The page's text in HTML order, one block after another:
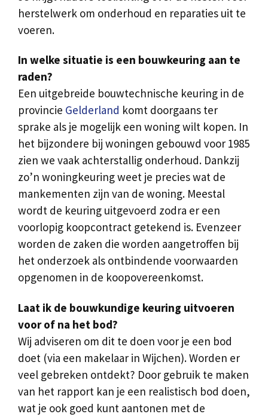
herstelwerk om onderhoud en reparaties uit te
voeren.
In welke situatie is een bouwkeuring aan te
raden?
Een uitgebreide bouwtechnische keuring in de
provincie Gelderland komt doorgaans ter
sprake als je mogelijk een woning wilt kopen. In
het bijzondere bij woningen gebouwd voor 1985
zien we vaak achterstallig onderhoud. Dankzij
zo’n woningkeuring weet je precies wat de
mankementen zijn van de woning. Meestal
wordt de keuring uitgevoerd zodra er een
voorlopig koopcontract getekend is. Evenzeer
worden de zaken die worden aangetroffen bij
het onderzoek als ontbindende voorwaarden
opgenomen in de koopovereenkomst.
Laat ik de bouwkundige keuring uitvoeren
voor of na het bod?
Wij adviseren om dit te doen voor je een bod
doet (via een makelaar in Wijchen). Worden er
veel gebreken ontdekt? Door gebruik te maken
van het rapport kan je een realistisch bod doen,
wat je ook goed kunt aantonen met de